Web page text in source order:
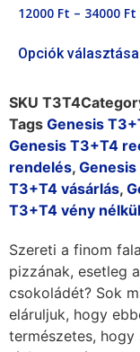
12000 Ft – 34000 Ft
Opciók választása
SKU T3T4
Tags Genesis
Genesis T3+T4
rendelés,
T3+T4 vásárlás,
T3+T4 vény nélkül
Szereti a finom
pizzának, esetleg
csokoládét? Sok
eláruljuk, hogy
természetes, hogy